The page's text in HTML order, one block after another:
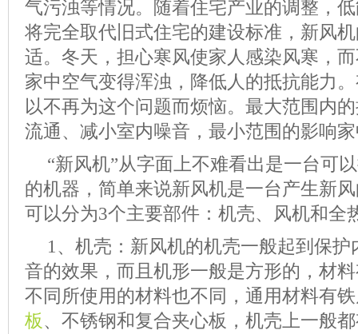
气污浊等情况。随着住宅产业的调整，
将完全取代旧式住宅的建设标准，新风
适。冬天，担心寒风使家人感染风寒，
家中空气变得浑浊，降低人的抵抗能力
以不再为这个问题而烦恼。最大范围内
流通、减小室内噪音，最小范围的影响
“新风机”从字面上不难看出是一台可
的机器，简单来说新风机是一台产生新
可以分为3个主要部件：机壳、风机和全
1、机壳：新风机的机壳一般起到保
音的效果，而且机形一般是方形的，材
不同所使用的材料也不同，通用材料有
板、不锈钢和复合夹心板，机壳上一般